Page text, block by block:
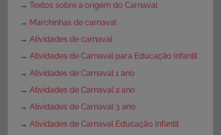
→ Textos sobre a origem do Carnaval
→ Marchinhas de carnaval
→ Atividades de carnaval
→ Atividades de Carnaval para Educação Infantil
→ Atividades de Carnaval 1 ano
→ Atividades de Carnaval 2 ano
→ Atividades de Carnaval 3 ano
→ Atividades de Carnaval Educação Infantil